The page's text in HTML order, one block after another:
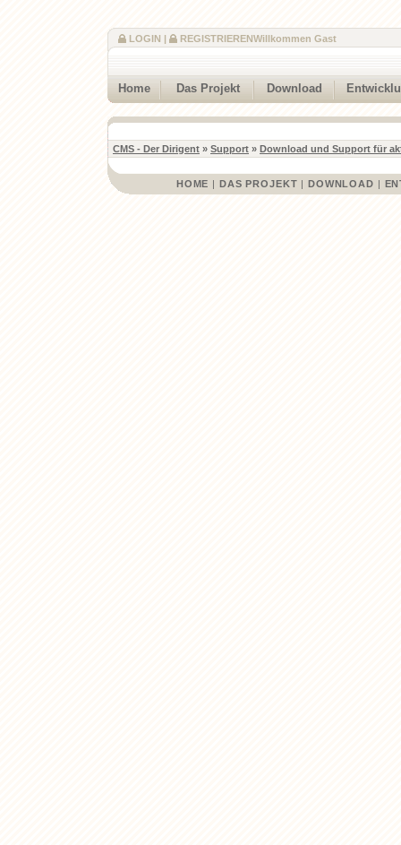
Willkommen Gast
LOGIN | REGISTRIEREN
Home Das Projekt Download
CMS - Der Dirigent » Support » Download und Support für
HOME | DAS PROJEKT | DOWNLOAD |